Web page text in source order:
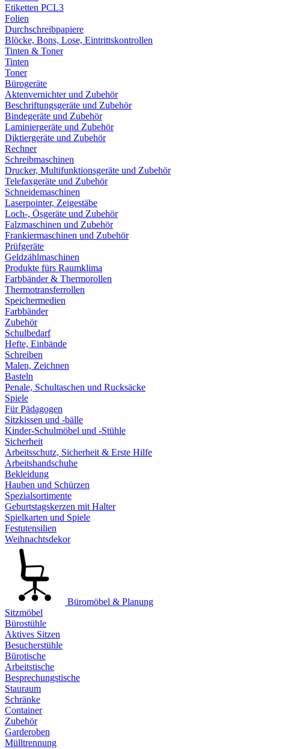
Etiketten PCL3
Folien
Durchschreibpapiere
Blöcke, Bons, Lose, Eintrittskontrollen
Tinten & Toner
Tinten
Toner
Bürogeräte
Aktenvernichter und Zubehör
Beschriftungsgeräte und Zubehör
Bindegeräte und Zubehör
Laminiergeräte und Zubehör
Diktiergeräte und Zubehör
Rechner
Schreibmaschinen
Drucker, Multifunktionsgeräte und Zubehör
Telefaxgeräte und Zubehör
Schneidemaschinen
Laserpointer, Zeigestäbe
Loch-, Ösgeräte und Zubehör
Falzmaschinen und Zubehör
Frankiermaschinen und Zubehör
Prüfgeräte
Geldzählmaschinen
Produkte fürs Raumklima
Farbbänder & Thermorollen
Thermotransferrollen
Speichermedien
Farbbänder
Zubehör
Schulbedarf
Hefte, Einbände
Schreiben
Malen, Zeichnen
Basteln
Penale, Schultaschen und Rucksäcke
Spiele
Für Pädagogen
Sitzkissen und -bälle
Kinder-Schulmöbel und -Stühle
Sicherheit
Arbeitsschutz, Sicherheit & Erste Hilfe
Arbeitshandschuhe
Bekleidung
Hauben und Schürzen
Spezialsortimente
Geburtstagskerzen mit Halter
Spielkarten und Spiele
Festutensilien
Weihnachtsdekor
Büromöbel & Planung
Sitzmöbel
Bürostühle
Aktives Sitzen
Besucherstühle
Bürotische
Arbeitstische
Besprechungstische
Stauraum
Schränke
Container
Zubehör
Garderoben
Mülltrennung